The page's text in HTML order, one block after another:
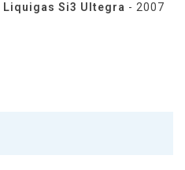
Liquigas Si3 Ultegra - 2007